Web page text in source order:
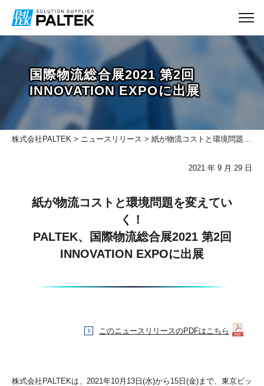
株式会社PALTEK > ニュースリリース > 紙が物流コストと環境問題を変えていく！ PALTEK、国際物流総合展2021第2回INNOVATION EXPOに出展
国際物流総合展2021 第2回
INNOVATION EXPOに出展
2021 年 9 ⽉ 29 ⽇
紙が物流コストと環境問題を変えてい
く！
PALTEK、国際物流総合展2021 第2回
INNOVATION EXPOに出展
このニュースリリースのPDFはこちら
株式会社PALTEKは、2021年10月13日(水)から15日(金)まで、東京ビッ